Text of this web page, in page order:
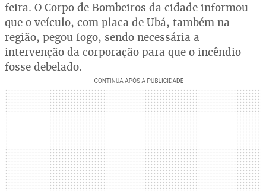
feira. O Corpo de Bombeiros da cidade informou
que o veículo, com placa de Ubá, também na
região, pegou fogo, sendo necessária a
intervenção da corporação para que o incêndio
fosse debelado.